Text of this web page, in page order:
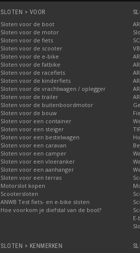
SLOTEN > VOOR
Sloten voor de boot
Sloten voor de motor
Sloten voor de fiets
Sloten voor de scooter
Sloten voor de e-bike
Sloten voor de fatbike
Sloten voor de racefiets
Sloten voor de kinderfiets
Sloten voor de vrachtwagen / oplegger
Sloten voor de trailer
Sloten voor de buitenboordmotor
Sloten voor de bouw
Sloten voor een container
Sloten voor een steiger
Sloten voor een bestelwagen
Sloten voor een caravan
Sloten voor een camper
Sloten voor een vloeranker
Sloten voor een aanhanger
Sloten voor een terras
Motorslot kopen
Scootersloten
ANWB Test fiets- en e-bike sloten
Hoe voorkom je diefstal van de boot?
SLOTEN > KENMERKEN